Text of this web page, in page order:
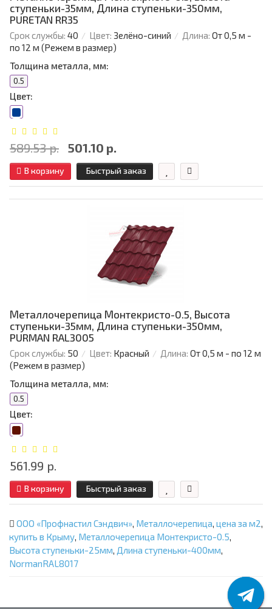
ступеньки-35мм, Длина ступеньки-350мм,
PURETAN RR35
Срок службы: 40 Цвет: Зелёно-синий Длина: От 0,5 м -
по 12 м (Режем в размер)
Толщина металла, мм:
0.5
Цвет:
589.53 р. 501.10 р.
В корзину Быстрый заказ
Металлочерепица Монтекристо-0.5, Высота
ступеньки-35мм, Длина ступеньки-350мм,
PURMAN RAL3005
Срок службы: 50 Цвет: Красный Длина: От 0,5 м - по 12 м
(Режем в размер)
Толщина металла, мм:
0.5
Цвет:
561.99 р.
В корзину Быстрый заказ
ООО «Профнастил Сэндвич», Металлочерепица, цена за м2,
купить в Крыму, Металлочерепица Монтекристо-0.5,
Высота ступеньки-25мм, Длина ступеньки-400мм,
NormanRAL8017